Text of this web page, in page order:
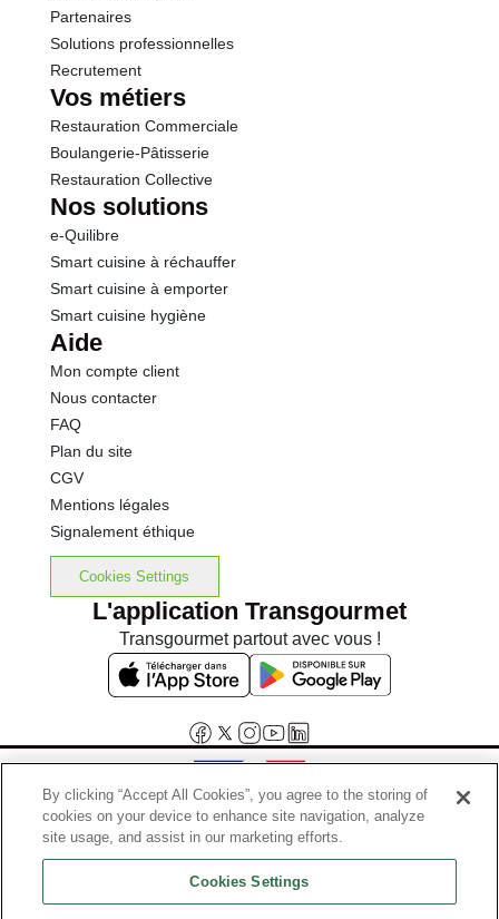
Partenaires
Solutions professionnelles
Recrutement
Vos métiers
Restauration Commerciale
Boulangerie-Pâtisserie
Restauration Collective
Nos solutions
e-Quilibre
Smart cuisine à réchauffer
Smart cuisine à emporter
Smart cuisine hygiène
Aide
Mon compte client
Nous contacter
FAQ
Plan du site
CGV
Mentions légales
Signalement éthique
Cookies Settings
L'application Transgourmet
Transgourmet partout avec vous !
Interdiction de vente de boissons alcooliques aux mineurs de
moins de 18 ans
La preuve de majorité de l'acheteur est exigée au moment de la vente
By clicking “Accept All Cookies”, you agree to the storing of
cookies on your device to enhance site navigation, analyze
site usage, and assist in our marketing efforts.
Cookies Settings